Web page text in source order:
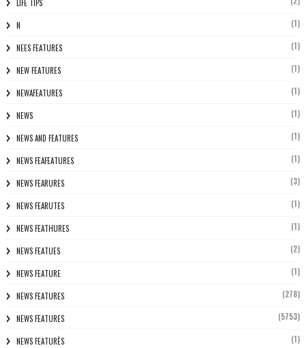
LIFE TIPS
N (1)
NEES FEATURES (1)
NEW FEATURES (1)
NEWAFEATURES (1)
NEWS (1)
NEWS AND FEATURES (1)
NEWS FEAFEATURES (1)
NEWS FEARURES (3)
NEWS FEARUTES (1)
NEWS FEATHURES (1)
NEWS FEATUES (2)
NEWS FEATURE (1)
NEWS FEATURES (278)
NEWS FEATURES (5753)
NEWS FEATURÈS (1)